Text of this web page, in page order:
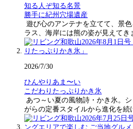
知る人ぞ知る名景
勝手に紀州穴場遺産
遊び心のアンテナを立てて、景
ラス、海岸には熊の姿が見えて
2026/7/30
ひんやりあま〜い
こだわりたっぷりかき氷
あつ～い夏の風物詩・かき氷。
がらの定番スタイルから進化を